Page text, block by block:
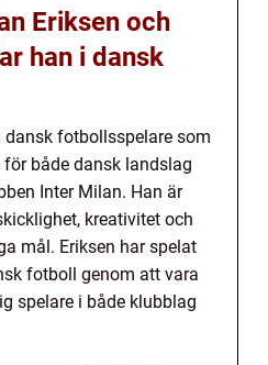
Eriksen och
han i dansk
dansk fotbollsspelare som
både dansk landslag
Inter Milan. Han är
kreativitet och
mål. Eriksen har spelat
fotboll genom att vara
spelare i både klubblag